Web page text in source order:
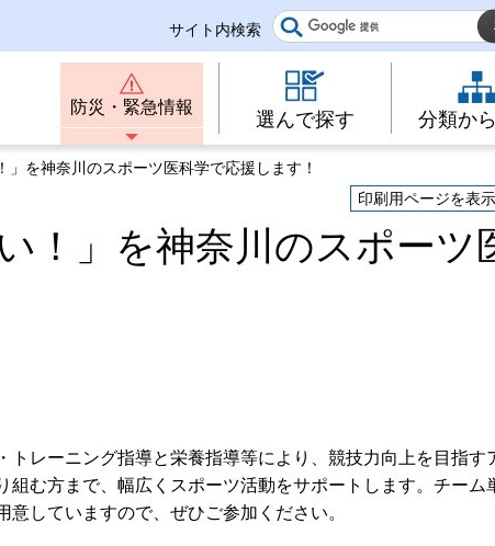
サイト内検索
防災・緊急情報
選んで探す 分類か
」を神奈川のスポーツ医科学で応援します！
印刷用ページを表示
！」を神奈川のスポーツ
レーニング指導と栄養指導等により、競技力向上を目指す
組む方まで、幅広くスポーツ活動をサポートします。チーム
していますので、ぜひご参加ください。